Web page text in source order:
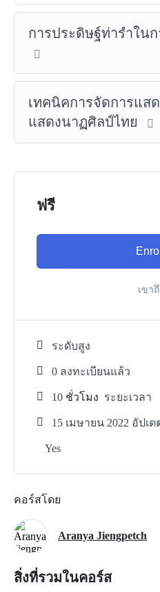
การประดิษฐ์ท่ารำใน
เทคนิคการจัดการแส
แสดงนาฏศิลป์ไทย
ฟรี
เขา
ระดับสูง
0 ลงทะเบียนแล้ว
10 ชั่วโมง ระยะเวลา
15 เมษายน 2022 อัปเ
Yes
คอร์สโดย
Aranya Jiengpetch
สิ่งที่รวมในคอร์ส